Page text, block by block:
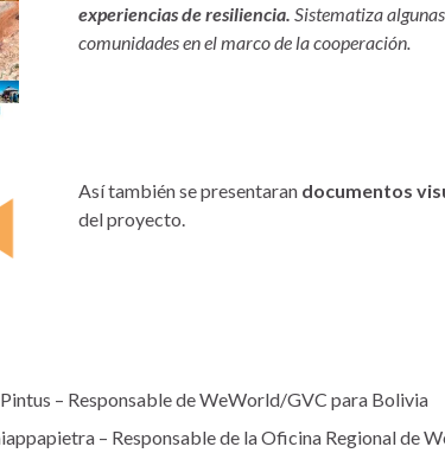
experiencias de resiliencia. Sistematiza
comunidades en el marco de la cooperación.
Así también se presentaran documentos
del proyecto.
– Responsable de WeWorld/GVC para Bolivia
– Responsable de la Oficina Regional de